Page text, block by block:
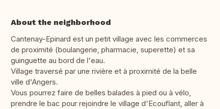
About the neighborhood
Cantenay-Epinard est un petit village avec les commerces
de proximité (boulangerie, pharmacie, superette) et sa
guinguette au bord de l'eau.
Village traversé par une rivière et à proximité de la belle
ville d'Angers.
Vous pourrez faire de belles balades à pied ou à vélo,
prendre le bac pour rejoindre le village d'Ecouflant, aller à